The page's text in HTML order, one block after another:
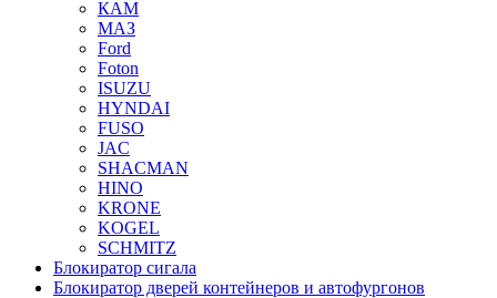
КАМ
МАЗ
Ford
Foton
ISUZU
HYNDAI
FUSO
JAC
SHACMAN
HINO
KRONE
KOGEL
SCHMITZ
Блокиратор сигала
Блокиратор дверей контейнеров и автофургонов